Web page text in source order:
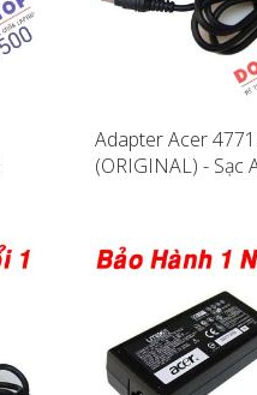
Adapter Acer
(ORIGINAL) - Sạc